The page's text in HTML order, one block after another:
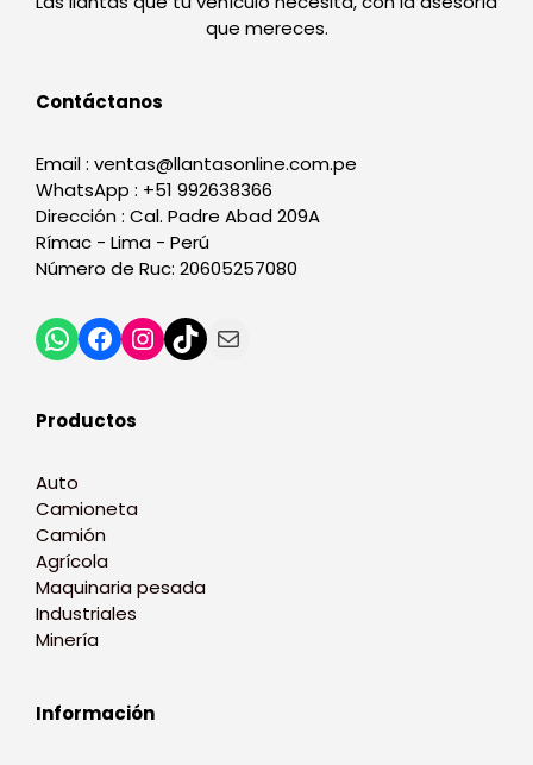
que mereces.
Contáctanos
Email : ventas@llantasonline.com.pe
WhatsApp : +51 992638366
Dirección : Cal. Padre Abad 209A
Rímac - Lima - Perú
Número de Ruc: 20605257080
Productos
Auto
Camioneta
Camión
Agrícola
Maquinaria pesada
Industriales
Minería
Información